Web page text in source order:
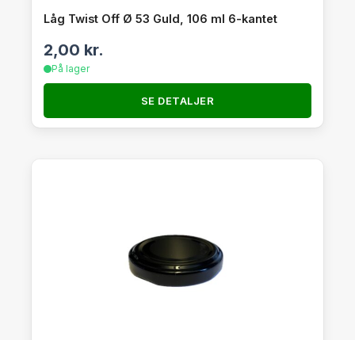
Låg Twist Off Ø 53 Guld, 106 ml 6-kantet
2,00 kr.
På lager
SE DETALJER